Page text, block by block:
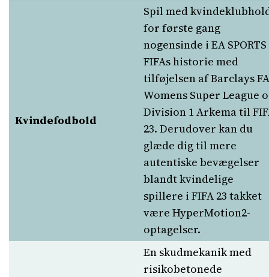
Kvindefodbold
Spil med
for første gang
nogensinde i EA SPORTS
FIFAs historie med
tilføjelsen af Barclays FA
Womens Super League
Division 1 Arkema til
23. Derudover kan du
glæde dig til mere
autentiske bevægelser
blandt kvindelige
spillere i FIFA 23 takket
være HyperMotion2-
optagelser.
En skudmekanik med
risikobetonede